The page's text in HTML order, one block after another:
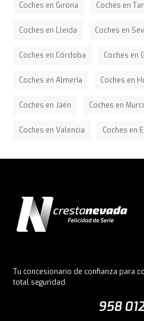
Coches en Girona Coches en
Coches en Lleida Coches en
Coches en Córdoba Coches en
Coches en Almería Coches en
Coches en Jaén Coches en
Coches en Valencia Coches en
Tu concesionario de confianza para
total seguridad.
958